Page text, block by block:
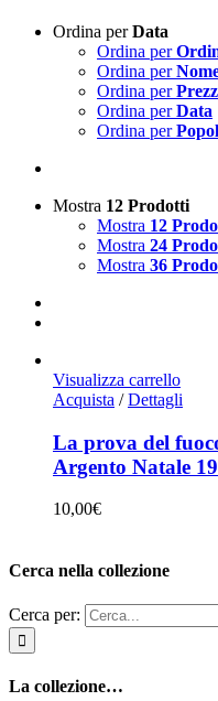
Ordina perData
Ordina per
Ordina per
Ordina per
Ordina perData
Ordina per
Mostra 12 Prodotti
Mostra 12
Mostra 24
Mostra 36
Visualizza carrello
Acquista / Dettagli
La prova del
Argento Natale
10,00€
Cerca nella collezione
Cerca per:
La collezione…